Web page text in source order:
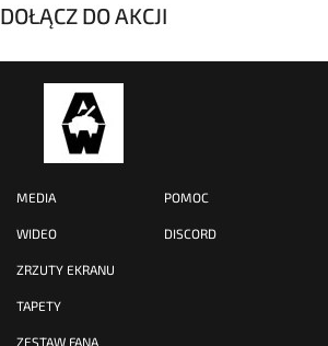
DOŁĄCZ DO AKCJI
MEDIA
WIDEO
ZRZUTY EKRANU
TAPETY
ZESTAW FANA
POMOC
DISCORD